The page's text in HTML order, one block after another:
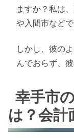
ますか？私は
や入間市など
しかし、彼の
んでおらず、
幸手市
は？会